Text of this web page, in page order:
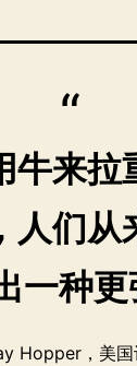
牛来拉
人们从
一种
Hopper，美国